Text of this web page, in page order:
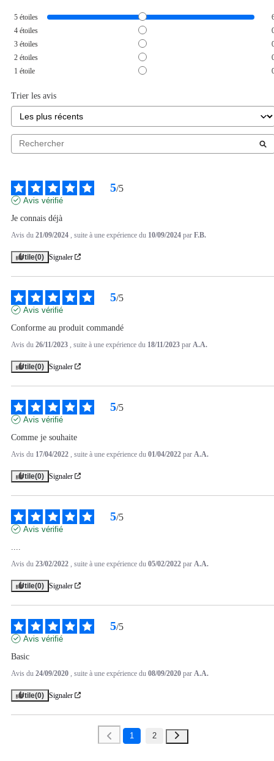
5 étoiles
4 étoiles
3 étoiles
2 étoiles
1 étoile
Trier les avis
5/5
Avis vérifié
Je connais déjà
Avis du 21/09/2024 , suite à une expérience du 10/09/2024 par F.B.
Utile(0) Signaler
5/5
Avis vérifié
Conforme au produit commandé
Avis du 26/11/2023 , suite à une expérience du 18/11/2023 par A.A.
Utile(0) Signaler
5/5
Avis vérifié
Comme je souhaite
Avis du 17/04/2022 , suite à une expérience du 01/04/2022 par A.A.
Utile(0) Signaler
5/5
Avis vérifié
Avis du 23/02/2022 , suite à une expérience du 05/02/2022 par A.A.
Utile(0) Signaler
5/5
Avis vérifié
Basic
Avis du 24/09/2020 , suite à une expérience du 08/09/2020 par A.A.
Utile(0) Signaler
1 2